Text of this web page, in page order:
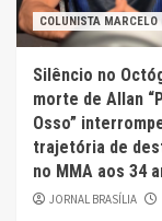
COLUNISTA MARCELO
Silêncio no
morte de Allan
Osso”
trajetória de
no MMA aos 34
JORNAL BRASÍLIA